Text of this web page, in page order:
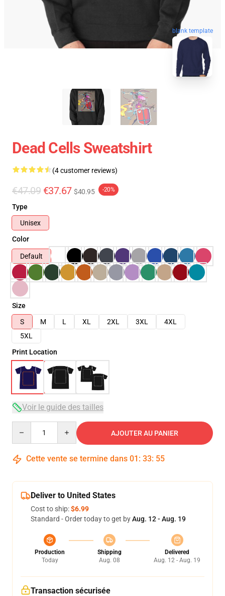
blank template
Dead Cells Sweatshirt
(4 customer reviews)
€47.09 €37.67 $40.95 -20%
Type
Unisex
Color
Default
Size
S
M L XL 2XL 3XL
4XL
5XL
Print Location
Voir le guide des tailles
AJOUTER AU PANIER
Cette vente se termine dans 01 : 33: 54
Deliver to United States
Cost to ship:$6.99
Standard - Order today to get byAug. 12 - Aug. 19
Production
Today
Shipping
Aug. 08
Delivered
Aug. 12 - Aug. 19
Transaction sécurisée